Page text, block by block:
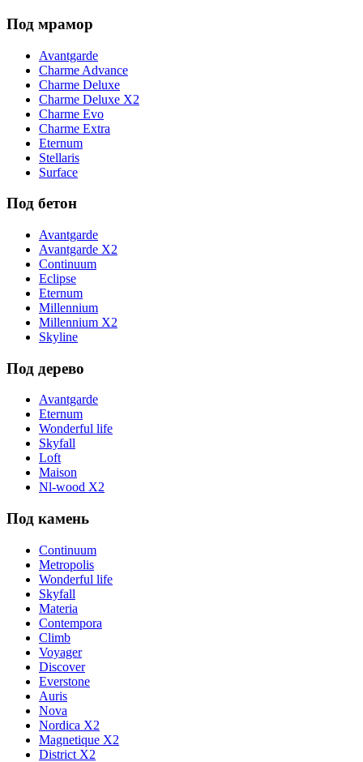
Под мрамор
Avantgarde
Charme Advance
Charme Deluxe
Charme Deluxe X2
Charme Evo
Charme Extra
Eternum
Stellaris
Surface
Под бетон
Avantgarde
Avantgarde X2
Continuum
Eclipse
Eternum
Millennium
Millennium X2
Skyline
Под дерево
Avantgarde
Eternum
Wonderful life
Skyfall
Loft
Maison
Nl-wood X2
Под камень
Continuum
Metropolis
Wonderful life
Skyfall
Materia
Contempora
Climb
Voyager
Discover
Everstone
Auris
Nova
Nordica X2
Magnetique X2
District X2